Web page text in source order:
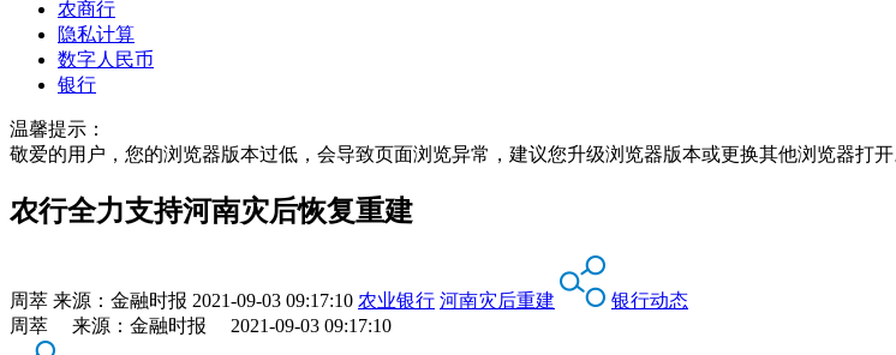
农商行
隐私计算
数字人民币
银行
温馨提示：
敬爱的用户，您的浏览器版本过低，会导致页面浏览异常，建议您升级浏览器版本或更换其他浏览器打开
农行全力支持河南灾后恢复重建
周萃 来源： 金融时报 2021-09-03 09:17:10 农业银行 河南灾后重建
银行动态
周萃 来源：金融时报 2021-09-03 09:17:10